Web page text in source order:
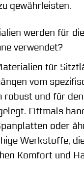
gewährleisten.
werden für
verwendet?
für
vom
robust und für
Oftmals
oder
Werkstoffe,
Komfort und